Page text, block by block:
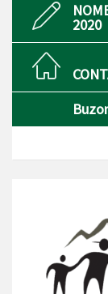
2020